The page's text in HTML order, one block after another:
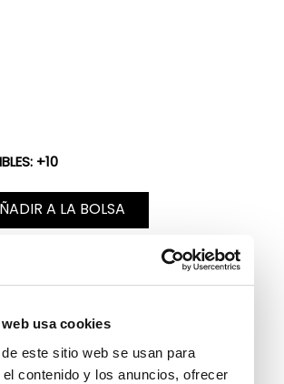
usa cookies
este sitio web se usan para
contenido y los anuncios, ofrecer
+10
A LA BOLSA